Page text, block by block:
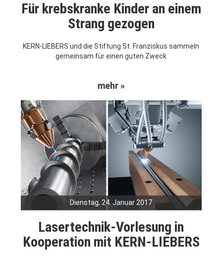
Für krebskranke Kinder an einem
Strang gezogen
KERN-LIEBERS und die Stiftung St. Franziskus sammeln
gemeinsam für einen guten Zweck
mehr »
Dienstag, 24. Januar 2017
Lasertechnik-Vorlesung in
Kooperation mit KERN-LIEBERS